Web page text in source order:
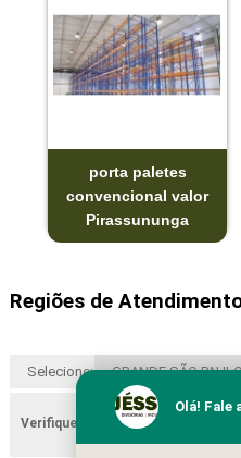
porta paletes
convencional valor
Pirassununga
Regiões de
Selecione: GRANDE SÃO
Verifique as regiões que atendemos
Olá! Fale